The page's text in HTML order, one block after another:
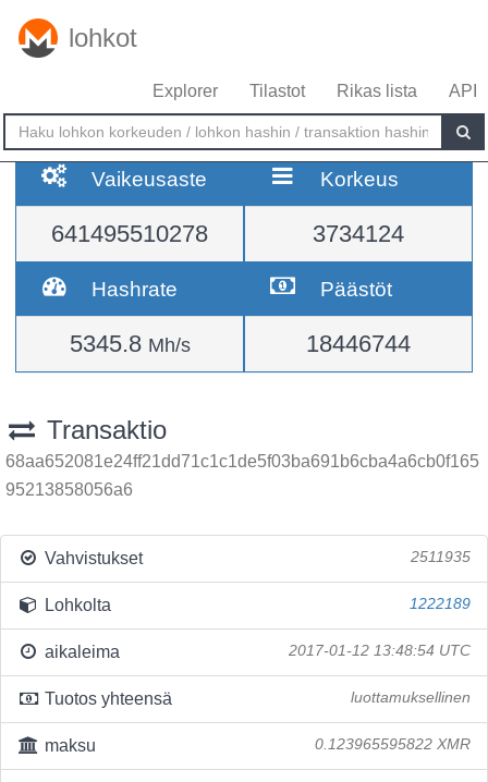
lohkot
Explorer Tilastot Rikas lista API
Vaikeusaste
641495510278
Korkeus
3734124
Hashrate
5345.8 Mh/s
Päästöt
18446744
Transaktio
68aa652081e24ff21dd71c1c1de5f03ba691b6cba4a6cb0f165
95213858056a6
Vahvistukset 2511935
Lohkolta 1222189
aikaleima 2017-01-12 13:48:54 UTC
Tuotos yhteensä luottamuksellinen
maksu 0.123965595822 XMR